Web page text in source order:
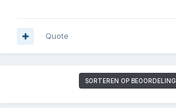
Quote
SORTEREN OP BEOORDELING